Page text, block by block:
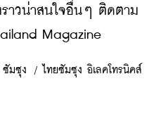
ราวน่าสนใจอื่นๆ ติดตาม
Magazine
ซัมซุง / ไทยซัมซุง อิเลคโทรนิคส์